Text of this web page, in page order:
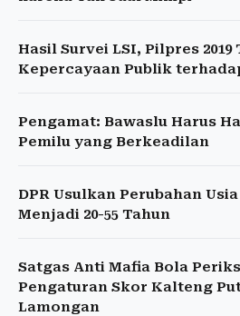
Hasil Survei LSI, Pilpres
Kepercayaan Publik
Pengamat: Bawaslu Harus
Pemilu yang Berkeadilan
DPR Usulkan Perubahan
Menjadi 20-55 Tahun
Satgas Anti Mafia Bola
Pengaturan Skor Kalteng
Lamongan